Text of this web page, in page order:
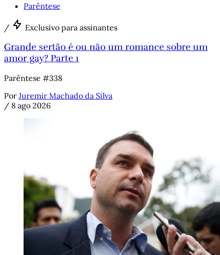
Parêntese
/ Exclusivo para assinantes
Grande sertão é ou não um romance sobre um
amor gay? Parte 1
Parêntese #338
Por Juremir Machado da Silva
/ 8 ago 2026